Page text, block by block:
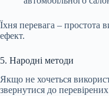
Їхня перевага – простота
ефект.
5. Народні методи
Якщо не хочеться
звернутися до